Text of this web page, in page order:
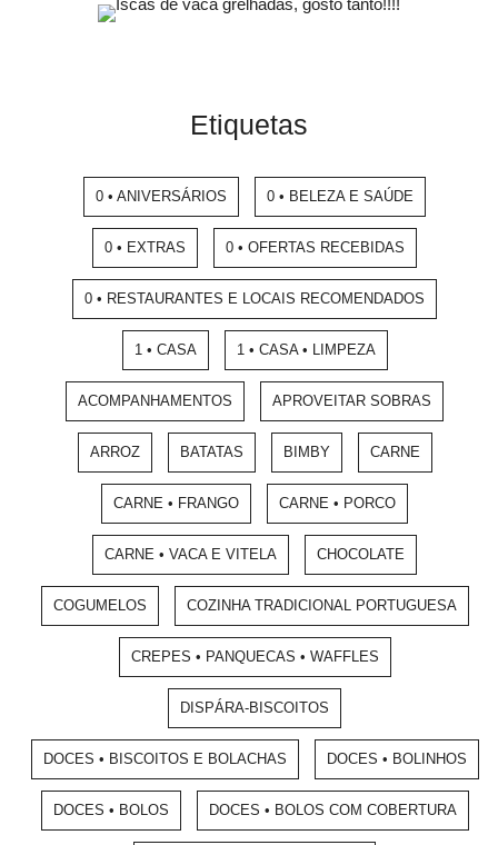
Etiquetas
0 • ANIVERSÁRIOS 0 • BELEZA E SAÚDE
0 • EXTRAS 0 • OFERTAS RECEBIDAS
0 • RESTAURANTES E LOCAIS RECOMENDADOS
1 • CASA 1 • CASA • LIMPEZA
ACOMPANHAMENTOS APROVEITAR SOBRAS
ARROZ BATATAS BIMBY CARNE
CARNE • FRANGO CARNE • PORCO
CARNE • VACA E VITELA CHOCOLATE
COGUMELOS COZINHA TRADICIONAL PORTUGUESA
CREPES • PANQUECAS • WAFFLES
DISPÁRA-BISCOITOS
DOCES • BISCOITOS E BOLACHAS DOCES • BOLINHOS
DOCES • BOLOS DOCES • BOLOS COM COBERTURA